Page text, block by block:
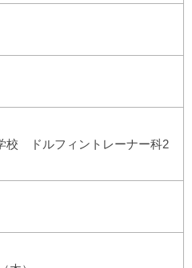
校 ドルフィントレーナー科2